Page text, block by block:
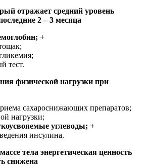
отражает средний уровень
2 – 3 месяца
+
тест.
физической нагрузки при
сахароснижающих препаратов;
нагрузки;
углеводы; +
инсулина.
тела энергетическая ценность
снижена